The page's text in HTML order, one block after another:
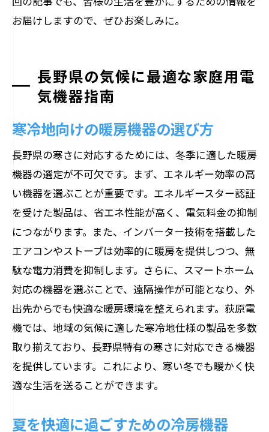
お届けしますので、ぜひお楽しみに。
長野県の気候に最適な家庭用電
気機器指南
寒冷地向けの暖房機器の選び方
長野県の寒さに対応するためには、冬季に適した暖房
機器の選定が不可欠です。まず、エネルギー効率の高
い機器を選ぶことが重要です。エネルギースター認証
を受けた製品は、省エネ性能が高く、電気料金の抑制
につながります。また、インバーター技術を搭載した
エアコンやストーブは効率的に暖房を提供しつつ、無
駄な電力消費を抑制します。さらに、スマートホーム
対応の機器を選ぶことで、遠隔操作が可能となり、外
出先からでも快適な暖房環境を整えられます。荻原電
機では、地域の気候に適した寒冷地仕様の製品を多数
取り揃えており、長野県特有の寒さに対応できる機器
を提供しています。これにより、寒い冬でも暖かく快
適な生活を送ることができます。
夏を快適に過ごすための冷房機器